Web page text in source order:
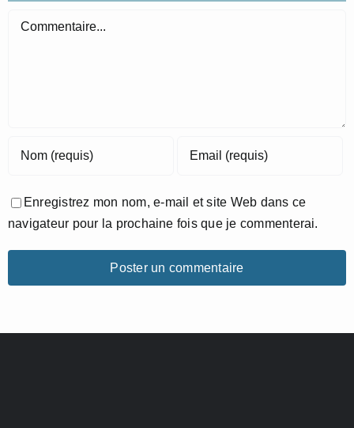
Commentaire
Enregistrez mon nom, e-mail et site Web dans ce
navigateur pour la prochaine fois que je commenterai.